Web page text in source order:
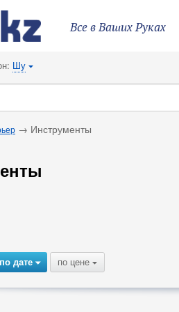
Все в Ваших Руках
Шу {
→ Инструменты
по дате{ по цене {